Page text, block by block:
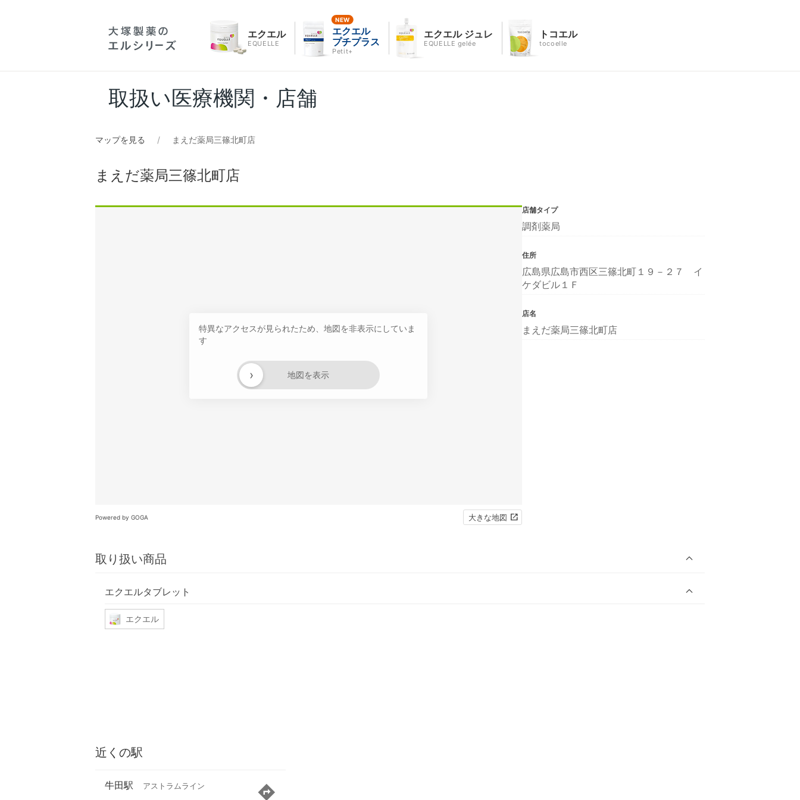
エクエル
EQUELLE
エクエル
プチプラス
Petit+
エクエル ジュレ
EQUELLE gelée
トコエル
tocoelle
取扱い医療機関・店舗
マップを見る まえだ薬局三篠北町店
まえだ薬局三篠北町店
特異なアクセスが見られたため、地図を非表示にしていま
す
地図を表示
›
Powered by GOGA 大きな地図
取り扱い商品
エクエルタブレット
エクエル
店舗タイプ
調剤薬局
住所
広島県広島市西区三篠北町１９－２７ イ
ケダビル１Ｆ
店名
まえだ薬局三篠北町店
近くの駅
牛田駅 アストラムライン